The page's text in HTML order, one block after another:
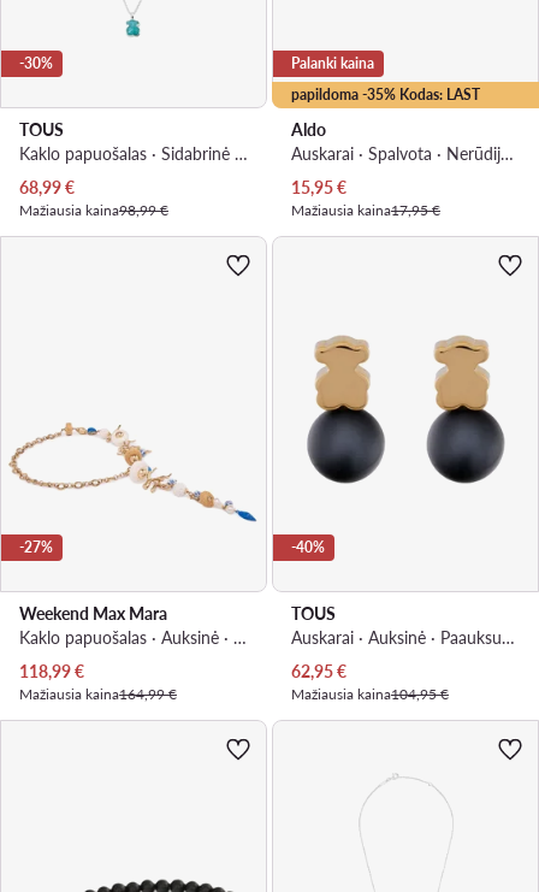
-30%
TOUS
Kaklo papuošalas · Sidabrinė · Sidabras
Dabartinė kaina
68,99€
Mažiausia kaina98,99 €
papildoma -35% Kodas: LAST
Palanki kaina
Aldo
Auskarai · Spalvota · Nerūdijantis plienas
Dabartinė kaina
15,95€
Mažiausia kaina17,95 €
-27%
Weekend Max Mara
Kaklo papuošalas · Auksinė · Metalas
Dabartinė kaina
118,99€
Mažiausia kaina164,99 €
-40%
TOUS
Auskarai · Auksinė · Paauksuotas sidabras
Dabartinė kaina
62,95€
Mažiausia kaina104,95 €